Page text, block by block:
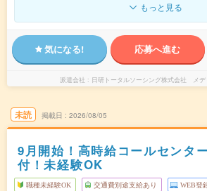
もっと見る
気になる! 応募へ進む
派遣会社 日研トータルソーシング株式会社 メデ
未読 掲載日 2026/08/05
9月開始！高時給コールセンタ
付！未経験OK
職種未経験OK 交通費別途支給あり WEB登